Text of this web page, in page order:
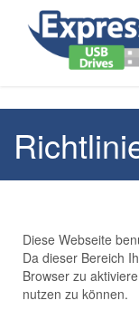
Diese Webseite
Da dieser Bereich
Browser zu
nutzen zu können.